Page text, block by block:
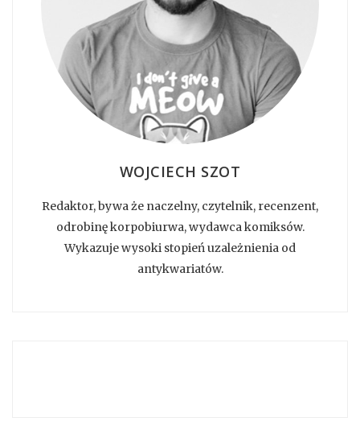
WOJCIECH SZOT
Redaktor, bywa że naczelny, czytelnik, recenzent,
odrobinę korpobiurwa, wydawca komiksów.
Wykazuje wysoki stopień uzależnienia od
antykwariatów.